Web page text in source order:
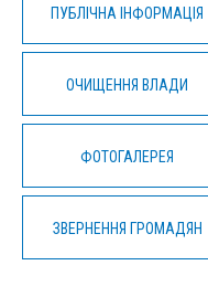
ПУБЛІЧНА ІНФОРМАЦІЯ
ОЧИЩЕННЯ ВЛАДИ
ФОТОГАЛЕРЕЯ
ЗВЕРНЕННЯ ГРОМАДЯН